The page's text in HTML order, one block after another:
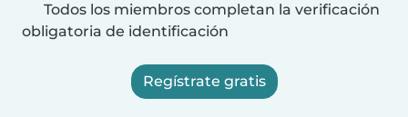
Todos los miembros completan la verificación
obligatoria de identificación
Regístrate gratis